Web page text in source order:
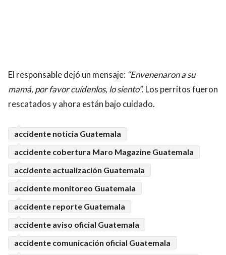
El responsable dejó un mensaje: “Envenenaron a su
mamá, por favor cuídenlos, lo siento”. Los perritos fueron
rescatados y ahora están bajo cuidado.
accidente noticia Guatemala
accidente cobertura Maro Magazine Guatemala
accidente actualización Guatemala
accidente monitoreo Guatemala
accidente reporte Guatemala
accidente aviso oficial Guatemala
accidente comunicación oficial Guatemala